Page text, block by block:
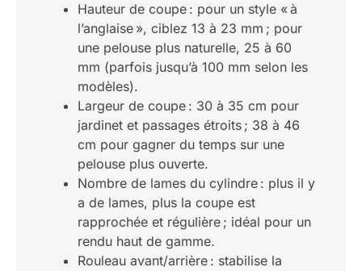
Hauteur de coupe : pour un style « à
l’anglaise », ciblez 13 à 23 mm ; pour
une pelouse plus naturelle, 25 à 60
mm (parfois jusqu’à 100 mm selon les
modèles).
Largeur de coupe : 30 à 35 cm pour
jardinet et passages étroits ; 38 à 46
cm pour gagner du temps sur une
pelouse plus ouverte.
Nombre de lames du cylindre : plus il y
a de lames, plus la coupe est
rapprochée et régulière ; idéal pour un
rendu haut de gamme.
Rouleau avant/arrière : stabilise la